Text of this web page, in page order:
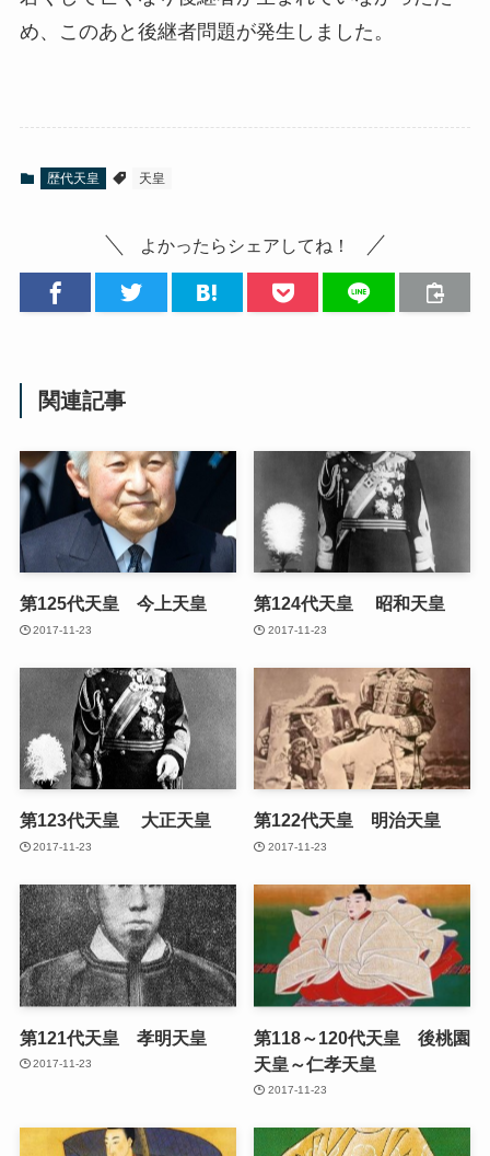
め、このあと後継者問題が発生しました。
歴代天皇 天皇
よかったらシェアしてね！
関連記事
第125代天皇 今上天皇
2017-11-23
第124代天皇 昭和天皇
2017-11-23
第123代天皇 大正天皇
2017-11-23
第122代天皇 明治天皇
2017-11-23
第121代天皇 孝明天皇
2017-11-23
第118～120代天皇 後桃園
天皇～仁孝天皇
2017-11-23